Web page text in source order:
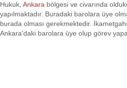
Hukuk, Ankara bölgesi ve civarında
yapılmaktadır. Buradaki barolara üye
burada olması gerekmektedir.
Ankara’daki barolara üye olup görev